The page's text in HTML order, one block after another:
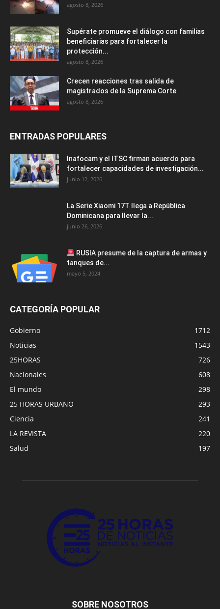
agosto 8, 2026
Supérate promueve el diálogo con familias
beneficiarias para fortalecer la
protección...
agosto 8, 2026
Crecen reacciones tras salida de
magistrados de la Suprema Corte
agosto 8, 2026
ENTRADAS POPULARES
Inafocam y el ITSC firman acuerdo para
fortalecer capacidades de investigación...
junio 12, 2026
La Serie Xiaomi 17T llega a República
Dominicana para llevar la...
junio 26, 2026
RUSIA presume de la captura de armas y
tanques de...
mayo 5, 2024
CATEGORÍA POPULAR
Gobierno
1712
Noticias
1543
25HORAS
726
Nacionales
608
El mundo
298
25 HORAS URBANO
293
Ciencia
241
LA REVISTA
220
Salud
197
SOBRE NOSOTROS